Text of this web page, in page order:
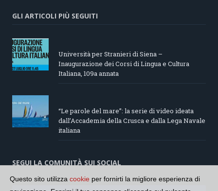
GLI ARTICOLI PIÙ SEGUITI
Università per Stranieri di Siena –
Inaugurazione dei Corsi di Lingua e Cultura
Italiana, 109a annata
“Le parole del mare”: la serie di video ideata
dall’Accademia della Crusca e dalla Lega Navale
italiana
SEGUI LA COMUNITÀ SUI SOCIAL
Questo sito utilizza cookie per fornirti la migliore esperienza di